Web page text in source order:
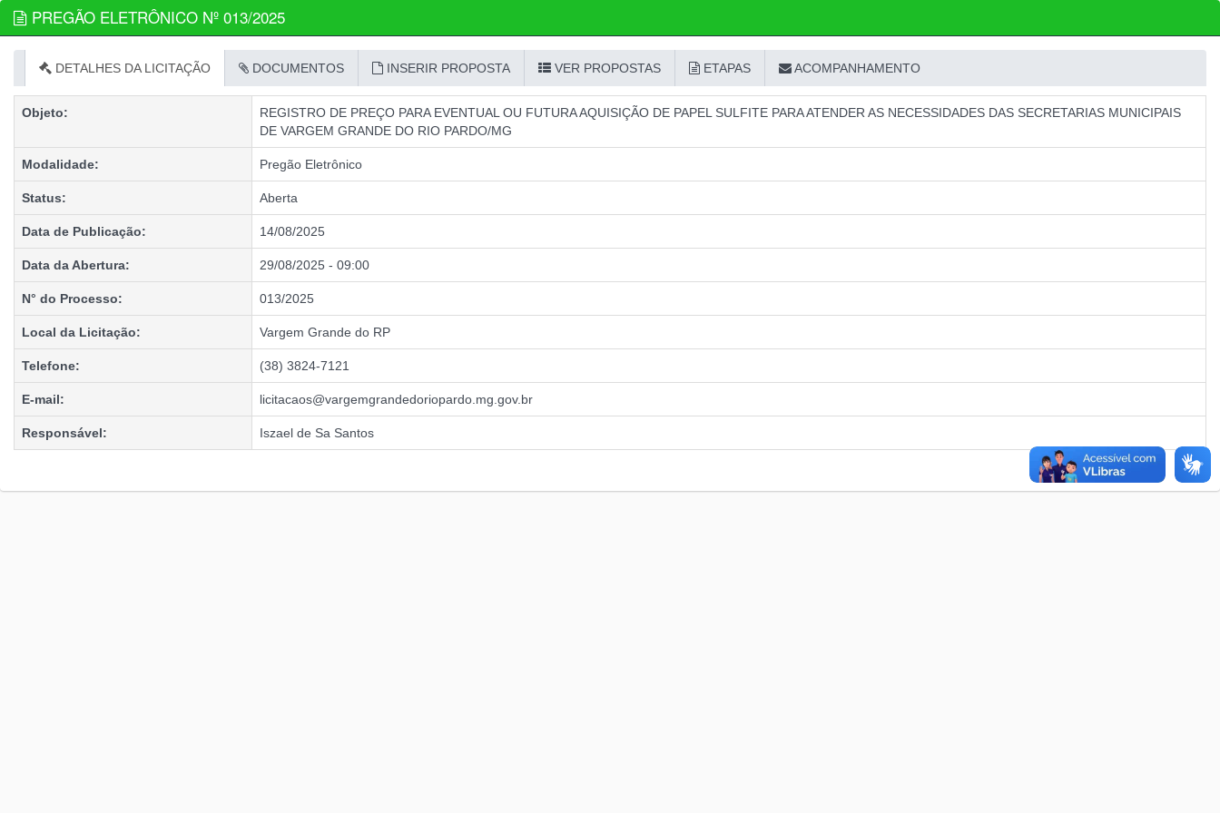
PREGÃO ELETRÔNICO Nº 013/2025
DETALHES DA LICITAÇÃO DOCUMENTOS INSERIR PROPOSTA VER PROPOSTAS ETAPAS ACOMPANHAMENTO
Objeto:
REGISTRO DE PREÇO PARA EVENTUAL OU FUTURA AQUISIÇÃO DE PAPEL SULFITE PARA ATENDER AS NECESSIDADES DAS SECRETARIAS MUNICIPAIS
DE VARGEM GRANDE DO RIO PARDO/MG
Modalidade: Pregão Eletrônico
Status: Aberta
Data de Publicação: 14/08/2025
Data da Abertura: 29/08/2025 - 09:00
N° do Processo: 013/2025
Local da Licitação: Vargem Grande do RP
Telefone: (38) 3824-7121
E-mail: licitacaos@vargemgrandedoriopardo.mg.gov.br
Responsável: Iszael de Sa Santos